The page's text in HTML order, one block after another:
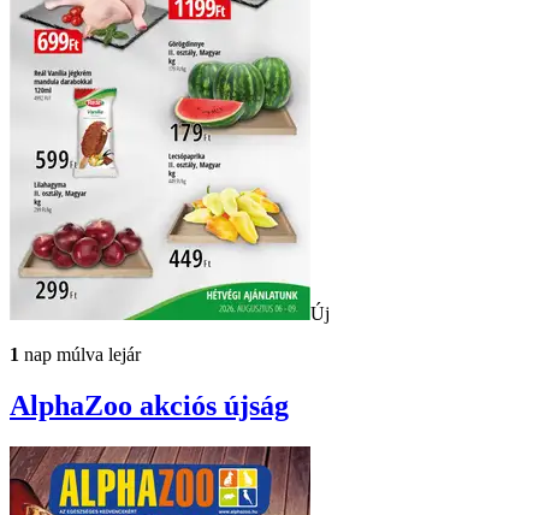
Új
1 nap múlva lejár
AlphaZoo akciós újság